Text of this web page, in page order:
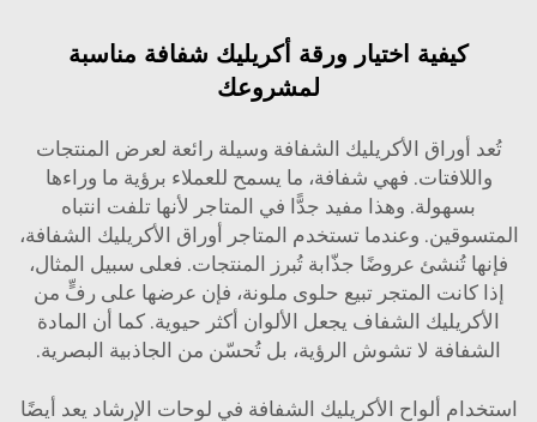
كيفية اختيار ورقة أكريليك شفافة مناسبة
لمشروعك
تُعد أوراق الأكريليك الشفافة وسيلة رائعة لعرض المنتجات
واللافتات. فهي شفافة، ما يسمح للعملاء برؤية ما وراءها
بسهولة. وهذا مفيد جدًّا في المتاجر لأنها تلفت انتباه
المتسوقين. وعندما تستخدم المتاجر أوراق الأكريليك الشفافة،
فإنها تُنشئ عروضًا جذّابة تُبرز المنتجات. فعلى سبيل المثال،
إذا كانت المتجر تبيع حلوى ملونة، فإن عرضها على رفٍّ من
الأكريليك الشفاف يجعل الألوان أكثر حيوية. كما أن المادة
الشفافة لا تشوش الرؤية، بل تُحسّن من الجاذبية البصرية.
استخدام ألواح الأكريليك الشفافة في لوحات الإرشاد يعد أيضًا